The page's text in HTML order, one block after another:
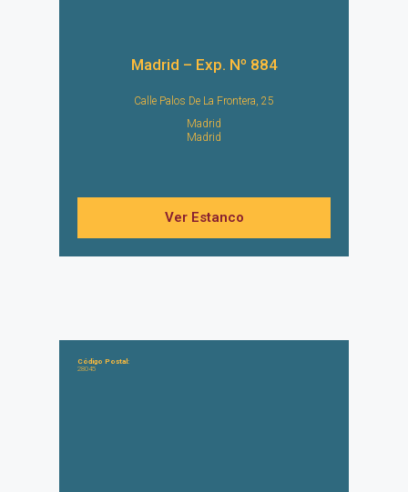
Madrid – Exp. Nº 884
Calle Palos De La Frontera, 25
Madrid
Madrid
Ver Estanco
Código Postal:
28045